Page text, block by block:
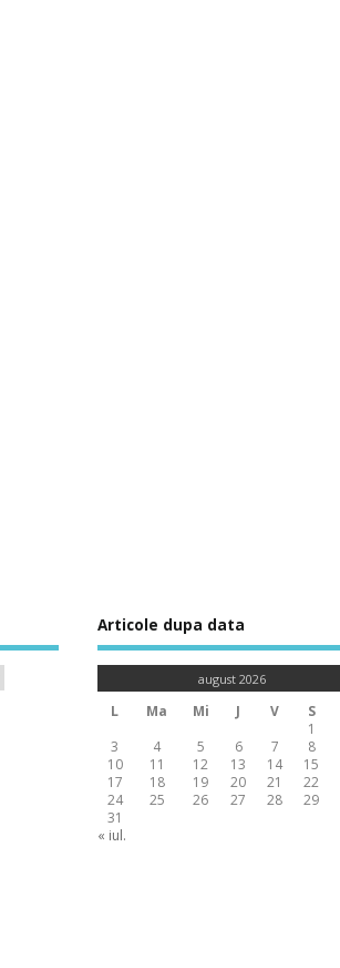
Articole dupa data
august 2026
L Ma Mi J V S
1
3
4 5 6 7 8
10
11 12 13 14 15
17
18 19 20 21 22
24
25 26 27 28 29
31
« iul.